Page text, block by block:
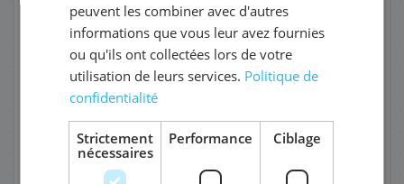
QUANTITÉ PAR LIVRAISON
DATE DE PREMIÈRE LIVRAISON SOUHAITÉE
peuvent les combiner avec d'autres
informations que vous leur avez fournies
ou qu'ils ont collectées lors de votre
utilisation de leurs services. Politique de
confidentialité
Strictement
nécessaires
Performance Ciblage